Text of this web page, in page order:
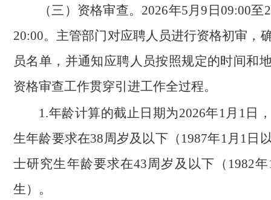
（三）资格审查。 2026年5月9日09:00至
20:00。主管部门对应聘人员进行资格初审，
员名单，并通知应聘人员按照规定的时间和
资格审查工作贯穿引进工作全过程。
1.年龄计算的截止日期为2026年1月1日
生年龄要求在38周岁及以下（1987年1月1日
士研究生年龄要求在43周岁及以下（1982
生）。